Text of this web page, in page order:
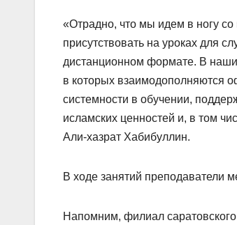
«Отрадно, что мы идем в ногу
присутствовать на уроках для
дистанционном формате. В
в которых взаимодополняются
системности в обучении,
исламских ценностей и, в том
Али-хазрат Хабибуллин.
В ходе занятий преподаватели
Напомним, филиал